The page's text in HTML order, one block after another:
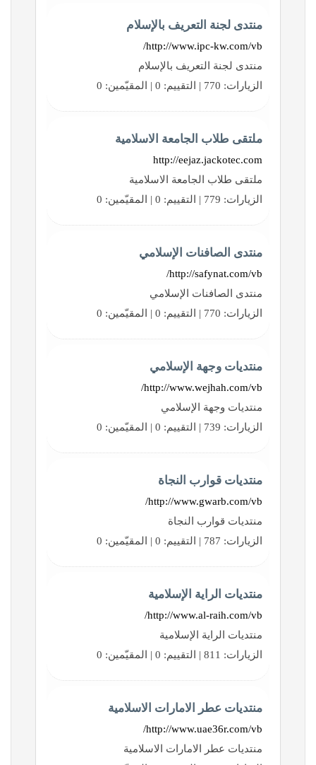
منتدى لجنة التعريف بالإسلام
http://www.ipc-kw.com/vb/
منتدى لجنة التعريف بالإسلام
الزيارات: 770 | التقييم: 0 | المقيّمين: 0
ملتقى طلاب الجامعة الاسلامية
http://eejaz.jackotec.com
ملتقى طلاب الجامعة الاسلامية
الزيارات: 779 | التقييم: 0 | المقيّمين: 0
منتدى الصافنات الإسلامي
http://safynat.com/vb/
منتدى الصافنات الإسلامي
الزيارات: 770 | التقييم: 0 | المقيّمين: 0
منتديات وجهة الإسلامي
http://www.wejhah.com/vb/
منتديات وجهة الإسلامي
الزيارات: 739 | التقييم: 0 | المقيّمين: 0
منتديات قوارب النجاة
http://www.gwarb.com/vb/
منتديات قوارب النجاة
الزيارات: 787 | التقييم: 0 | المقيّمين: 0
منتديات الراية الإسلامية
http://www.al-raih.com/vb/
منتديات الراية الإسلامية
الزيارات: 811 | التقييم: 0 | المقيّمين: 0
منتديات عطر الامارات الاسلامية
http://www.uae36r.com/vb/
منتديات عطر الامارات الاسلامية